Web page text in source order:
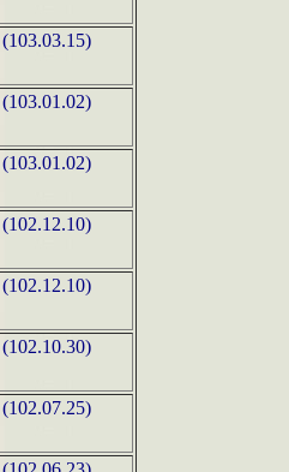
(103.03.15)
(103.01.02)
(103.01.02)
(102.12.10)
(102.12.10)
(102.10.30)
(102.07.25)